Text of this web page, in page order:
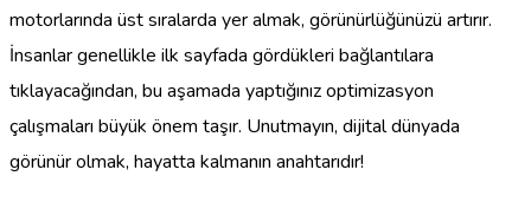
motorlarında üst sıralarda yer almak, görünürlüğünüzü artırır.
İnsanlar genellikle ilk sayfada gördükleri bağlantılara
tıklayacağından, bu aşamada yaptığınız optimizasyon
çalışmaları büyük önem taşır. Unutmayın, dijital dünyada
görünür olmak, hayatta kalmanın anahtarıdır!